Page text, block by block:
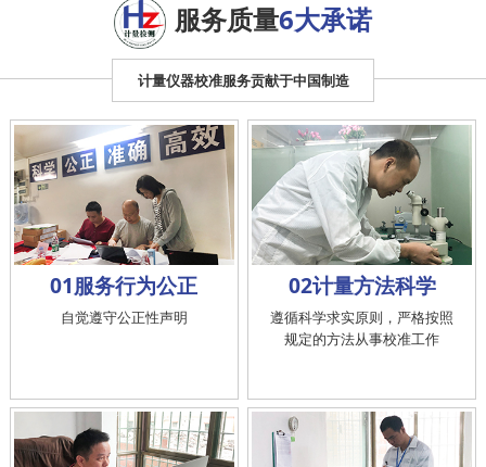
服务质量6大承诺
计量仪器校准服务贡献于中国制造
01服务行为公正
自觉遵守公正性声明
02计量方法科学
遵循科学求实原则，严格按照
规定的方法从事校准工作